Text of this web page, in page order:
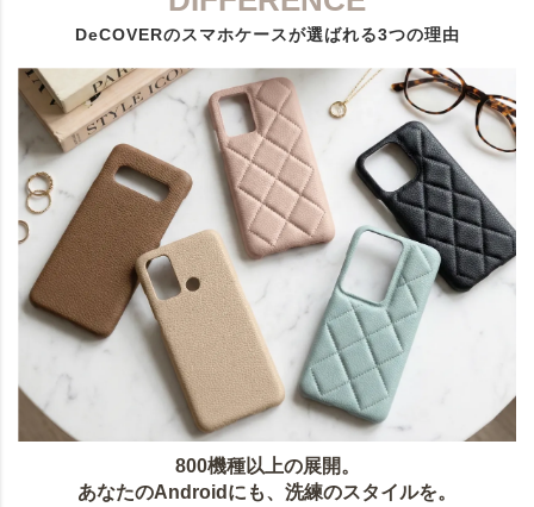
DeCOVERのスマホケースが選ばれる3つの理由
800機種以上の展開。
あなたのAndroidにも、洗練のスタイルを。